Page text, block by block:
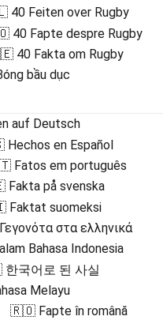
Feiten over Rugby
40 Fapte despre Rugby
40 Fakta om Rugby
bầu dục
auf Deutsch
en Español
em português
på svenska
suomeksi
στα ελληνικά
Bahasa Indonesia
국어로 된 사실
Melayu
🇷🇴 Fapte în română